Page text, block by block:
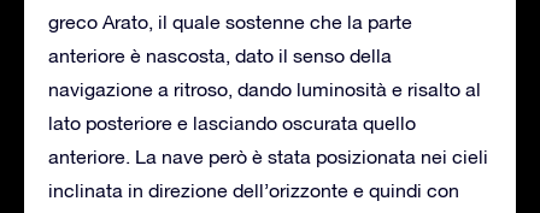
greco Arato, il quale sostenne che la parte
anteriore è nascosta, dato il senso della
navigazione a ritroso, dando luminosità e risalto al
lato posteriore e lasciando oscurata quello
anteriore. La nave però è stata posizionata nei cieli
inclinata in direzione dell’orizzonte e quindi con